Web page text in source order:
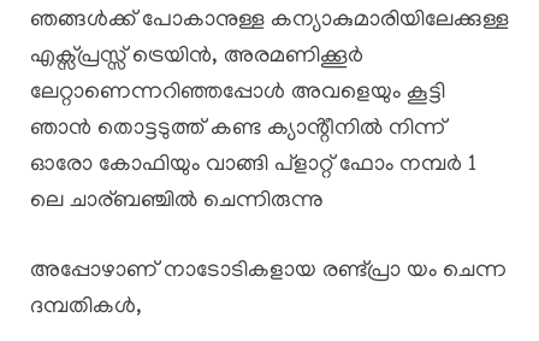
ഞങ്ങൾക്ക് പോകാനുള്ള കന്യാകുമാരിയിലേക്കുള്ള
എക്സ്പ്രസ്സ് ട്രെയിൻ, അരമണിക്കൂർ
ലേറ്റാണെന്നറിഞ്ഞപ്പോൾ അവളെയും കൂട്ടി
ഞാൻ തൊട്ടടുത്ത് കണ്ട ക്യാൻ്റീനിൽ നിന്ന്
ഓരോ കോഫിയും വാങ്ങി പ്ളാറ്റ് ഫോം നമ്പർ 1
ലെ ചാര്ബഞ്ചിൽ ചെന്നിരുന്നു
അപ്പോഴാണ് നാടോടികളായ രണ്ട്പ്രാ യം ചെന്ന
ദമ്പതികൾ,